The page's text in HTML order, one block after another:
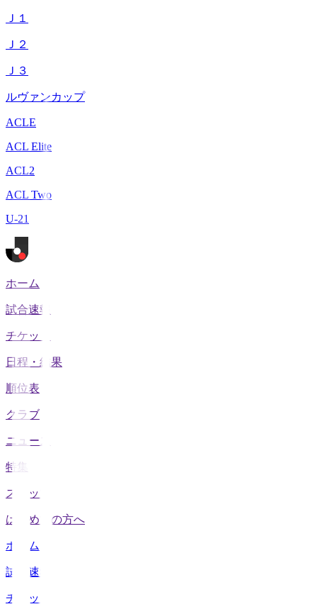
Ｊ１
Ｊ２
Ｊ３
ルヴァンカップ
ACLE
ACL Elite
ACL2
ACL Two
U-21
ホーム
試合速報
チケット
日程・結果
順位表
クラブ
ニュース
特集
スタッツ
はじめての方へ
ホーム
試合速報
チケット